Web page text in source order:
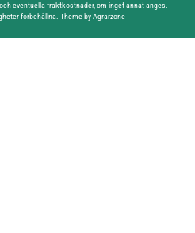
och eventuella fraktkostnader, om inget annat anges.
förbehållna. Theme by Agrarzone